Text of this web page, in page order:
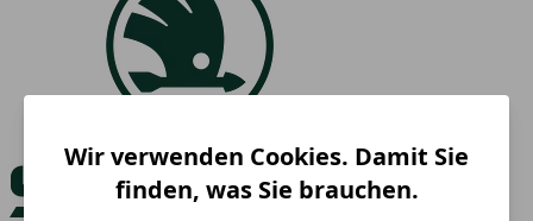
Wir verwenden Cookies. Damit Sie
finden, was Sie brauchen.